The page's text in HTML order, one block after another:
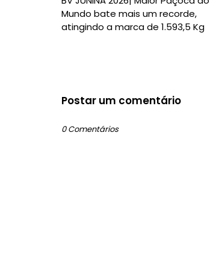
Mundo bate mais um recorde,
atingindo a marca de 1.593,5 Kg
Postar um comentário
0 Comentários